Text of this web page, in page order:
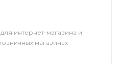
интернет-магазина и
магазинах